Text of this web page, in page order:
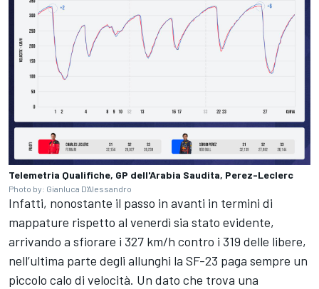
Telemetria Qualifiche, GP dell'Arabia Saudita, Perez-Leclerc
Photo by: Gianluca D'Alessandro
Infatti, nonostante il passo in avanti in termini di
mappature rispetto al venerdì sia stato evidente,
arrivando a sfiorare i 327 km/h contro i 319 delle libere,
nell’ultima parte degli allunghi la SF-23 paga sempre un
piccolo calo di velocità. Un dato che trova una